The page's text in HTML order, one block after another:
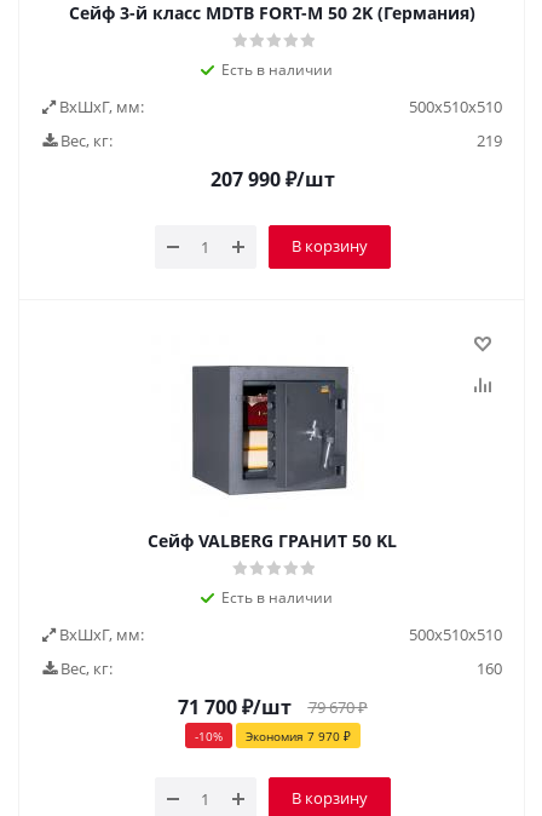
Сейф 3-й класс MDTB FORT-M 50 2K (Германия)
Есть в наличии
ВxШxГ, мм:
500x510x510
Вес, кг:
219
207 990₽/шт
В корзину
Сейф VALBERG ГРАНИТ 50 KL
Есть в наличии
ВxШxГ, мм:
500х510х510
Вес, кг:
160
71 700₽/шт 79 670₽
-10% Экономия 7 970₽
В корзину